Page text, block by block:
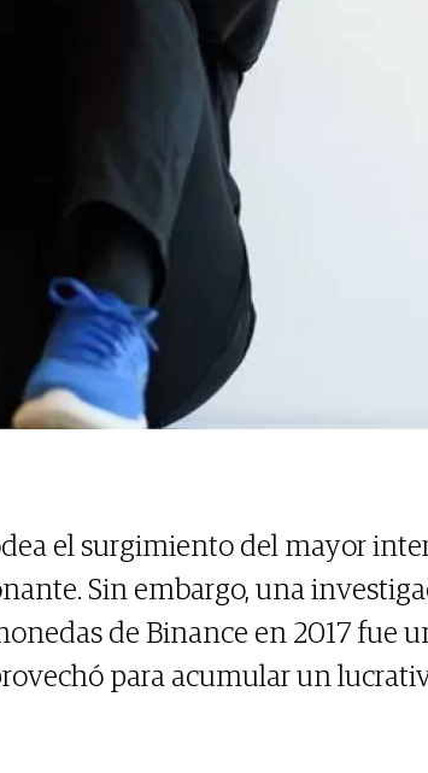
el surgimiento del mayor
Sin embargo, una
de Binance en 2017 fue
para acumular un